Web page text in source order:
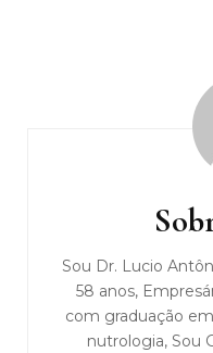
Sou Dr. Lucio
58 anos,
com graduação
nutrologia, Sou